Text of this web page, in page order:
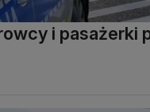
i pasażerki